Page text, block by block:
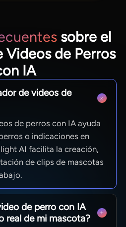
sobre el
Videos de Perros
IA
de videos de
de perros con IA ayuda
o indicaciones en
AI facilita la creación,
de clips de mascotas
de perro con IA
real de mi mascota?